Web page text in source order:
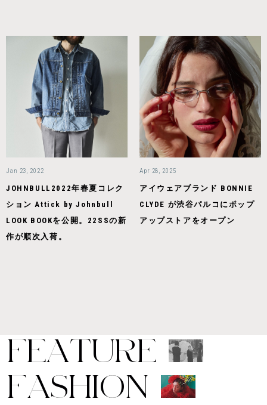
Jan 23, 2022
JOHNBULL2022年春夏コレク
ション Attick by Johnbull
LOOK BOOKを公開。22SSの新
作が順次入荷。
Apr 28, 2025
アイウェアブランド BONNIE
CLYDE が渋谷パルコにポップ
アップストアをオープン
FEATURE
FASHION